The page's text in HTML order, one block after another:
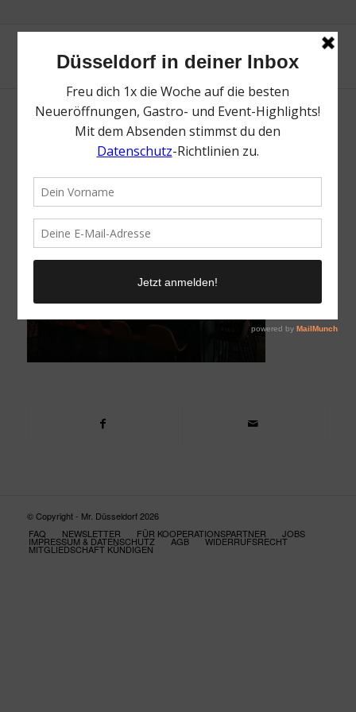
Hideaaway Bar
9. Oktober 2025 /
© Copyright - Mr. Düsseldorf 2026
FAQ
NEWSLETTER FÜR KOOPERATIONSPARTNER JOBS
IMPRESSUM & DATENSCHUTZ AGB WIDERRUFSRECHT
MITGLIEDSCHAFT KÜNDIGEN